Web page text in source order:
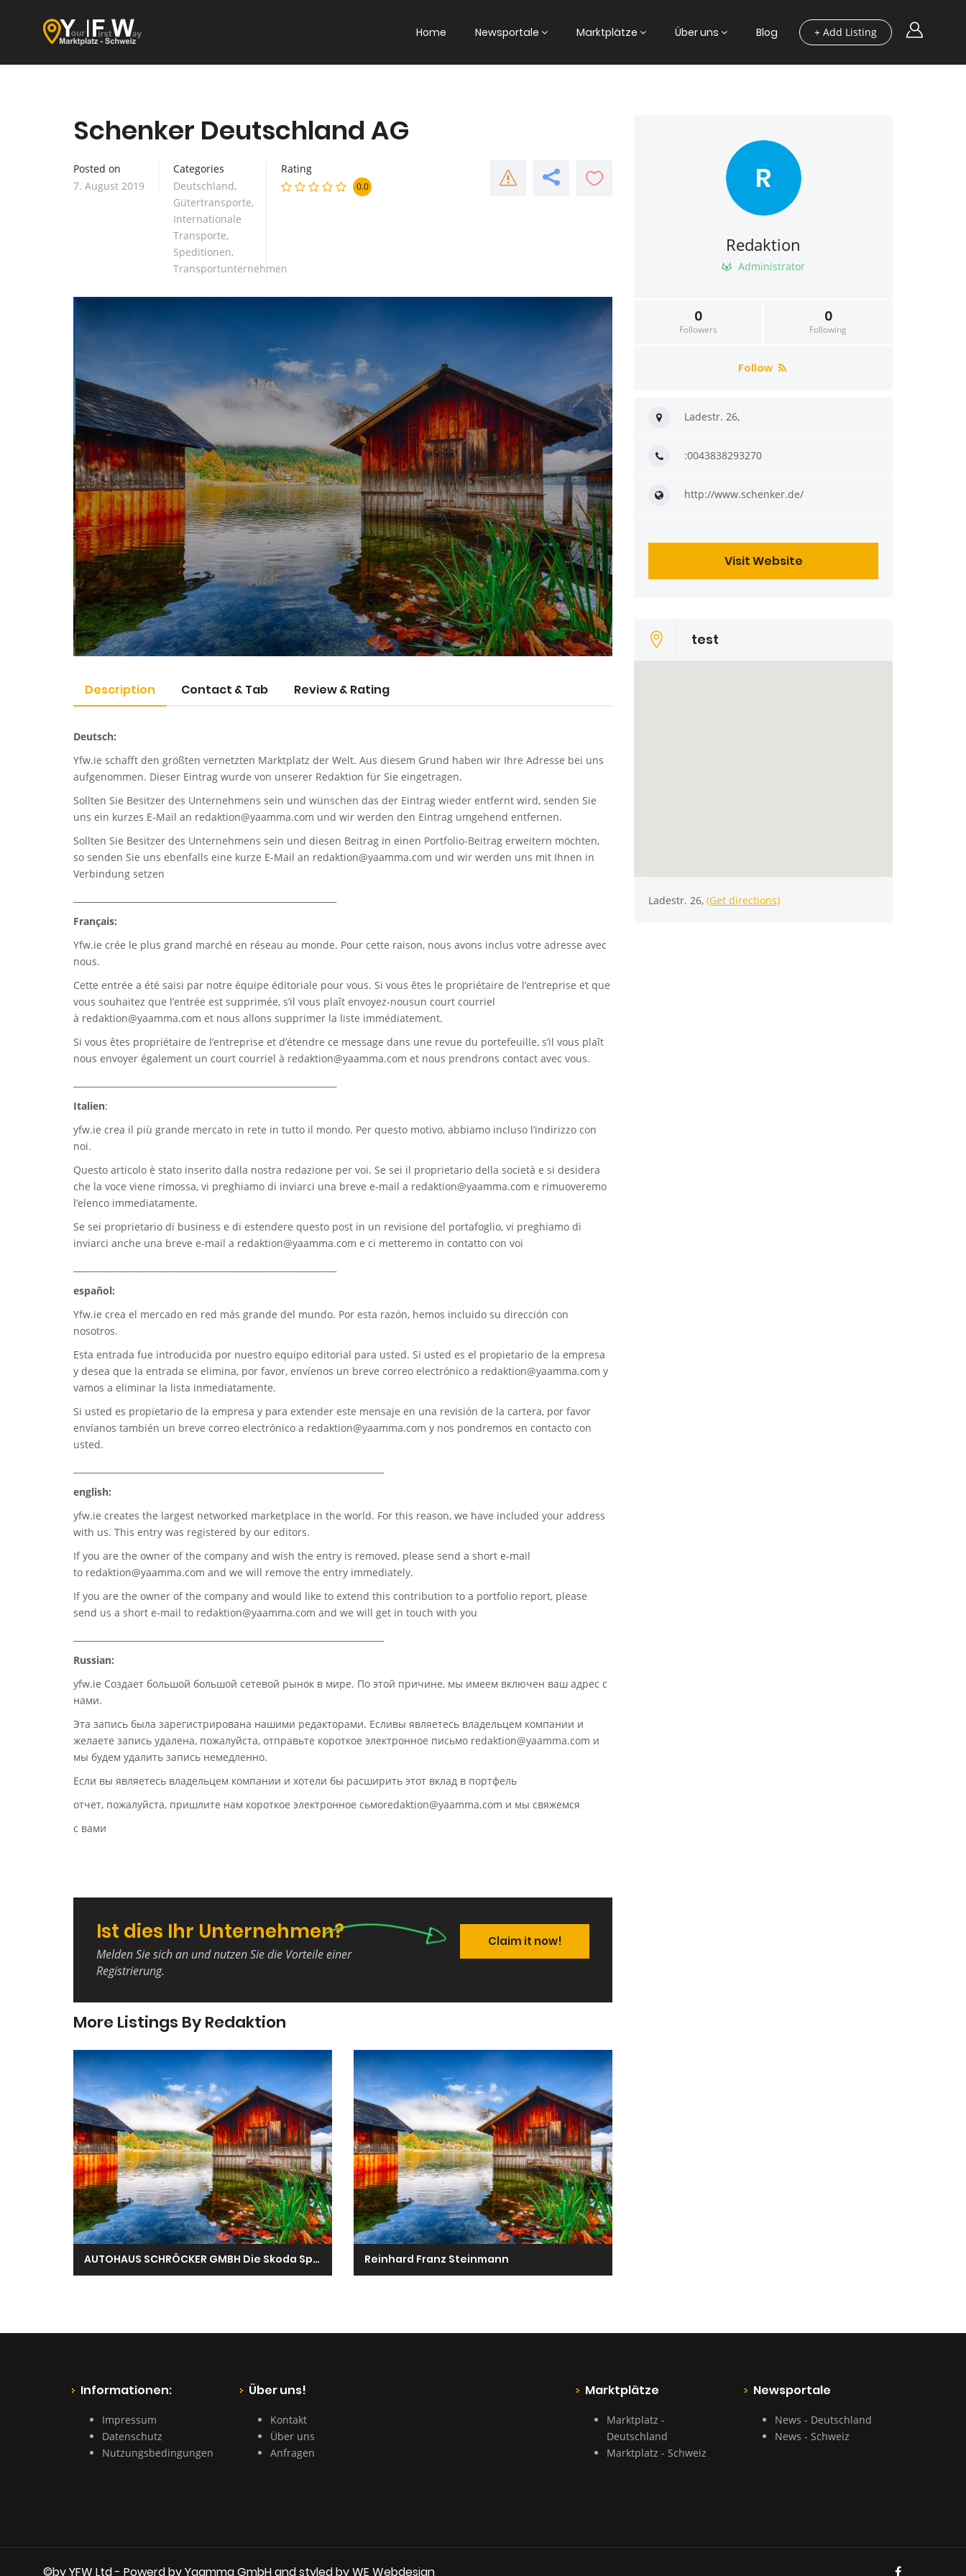
+ Add Listing
Home Newsportale Marktplätze Über uns Blog
Schenker Deutschland AG
Posted on
7. August 2019
Categories
Deutschland,
Gütertransporte,
Internationale
Transporte,
Speditionen,
Transportunternehmen
Rating
0.0
Description Contact & Tab Review & Rating
Deutsch:
Yfw.ie schafft den größten vernetzten Marktplatz der Welt. Aus diesem Grund haben wir Ihre Adresse bei uns
aufgenommen. Dieser Eintrag wurde von unserer Redaktion für Sie eingetragen.
Sollten Sie Besitzer des Unternehmens sein und wünschen das der Eintrag wieder entfernt wird, senden Sie
uns ein kurzes E-Mail an redaktion@yaamma.com und wir werden den Eintrag umgehend entfernen.
Sollten Sie Besitzer des Unternehmens sein und diesen Beitrag in einen Portfolio-Beitrag erweitern möchten,
so senden Sie uns ebenfalls eine kurze E-Mail an redaktion@yaamma.com und wir werden uns mit Ihnen in
Verbindung setzen
Français:
Yfw.ie crée le plus grand marché en réseau au monde. Pour cette raison, nous avons inclus votre adresse avec
nous.
Cette entrée a été saisi par notre équipe éditoriale pour vous. Si vous êtes le propriétaire de l’entreprise et que
vous souhaitez que l’entrée est supprimée, s’il vous plaît envoyez-nousun court courriel
à redaktion@yaamma.com et nous allons supprimer la liste immédiatement.
Si vous êtes propriétaire de l’entreprise et d’étendre ce message dans une revue du portefeuille, s’il vous plaît
nous envoyer également un court courriel à redaktion@yaamma.com et nous prendrons contact avec vous.
Italien:
yfw.ie crea il più grande mercato in rete in tutto il mondo. Per questo motivo, abbiamo incluso l’indirizzo con
noi.
Questo articolo è stato inserito dalla nostra redazione per voi. Se sei il proprietario della società e si desidera
che la voce viene rimossa, vi preghiamo di inviarci una breve e-mail a redaktion@yaamma.com e rimuoveremo
l’elenco immediatamente.
Se sei proprietario di business e di estendere questo post in un revisione del portafoglio, vi preghiamo di
inviarci anche una breve e-mail a redaktion@yaamma.com e ci metteremo in contatto con voi
español:
Yfw.ie crea el mercado en red más grande del mundo. Por esta razón, hemos incluido su dirección con
nosotros.
Esta entrada fue introducida por nuestro equipo editorial para usted. Si usted es el propietario de la empresa
y desea que la entrada se elimina, por favor, envíenos un breve correo electrónico a redaktion@yaamma.com y
vamos a eliminar la lista inmediatamente.
Si usted es propietario de la empresa y para extender este mensaje en una revisión de la cartera, por favor
envíanos también un breve correo electrónico a redaktion@yaamma.com y nos pondremos en contacto con
usted.
english:
yfw.ie creates the largest networked marketplace in the world. For this reason, we have included your address
with us. This entry was registered by our editors.
If you are the owner of the company and wish the entry is removed, please send a short e-mail
to redaktion@yaamma.com and we will remove the entry immediately.
If you are the owner of the company and would like to extend this contribution to a portfolio report, please
send us a short e-mail to redaktion@yaamma.com and we will get in touch with you
Russian:
yfw.ie Создает большой большой сетевой рынок в мире. По этой причине, мы имеем включен ваш адрес с
нами.
Эта запись была зарегистрирована нашими редакторами. Есливы являетесь владельцем компании и
желаете запись удалена, пожалуйста, отправьте короткое электронное письмо redaktion@yaamma.com и
мы будем удалить запись немедленно.
Если вы являетесь владельцем компании и хотели бы расширить этот вклад в портфель
отчет, пожалуйста, пришлите нам короткое электронное сьмоredaktion@yaamma.com и мы свяжемся
с вами
Ist dies Ihr Unternehmen?
Melden Sie sich an und nutzen Sie die Vorteile einer
Registrierung.
Claim it now!
More Listings By Redaktion
AUTOHAUS SCHRÖCKER GMBH Die Skoda Spezialisten Reinhard Franz Steinmann
R
Redaktion
Administrator
0
Followers
0
Following
Follow
Ladestr. 26,
:0043838293270
http://www.schenker.de/
Visit Website
test
Ladestr. 26, (Get directions)
Informationen:
Impressum
Datenschutz
Nutzungsbedingungen
Über uns!
Kontakt
Über uns
Anfragen
Marktplätze
Marktplatz -
Deutschland
Marktplatz - Schweiz
Newsportale
News - Deutschland
News - Schweiz
©by YFW Ltd - Powerd by Yaamma GmbH and styled by WE Webdesign